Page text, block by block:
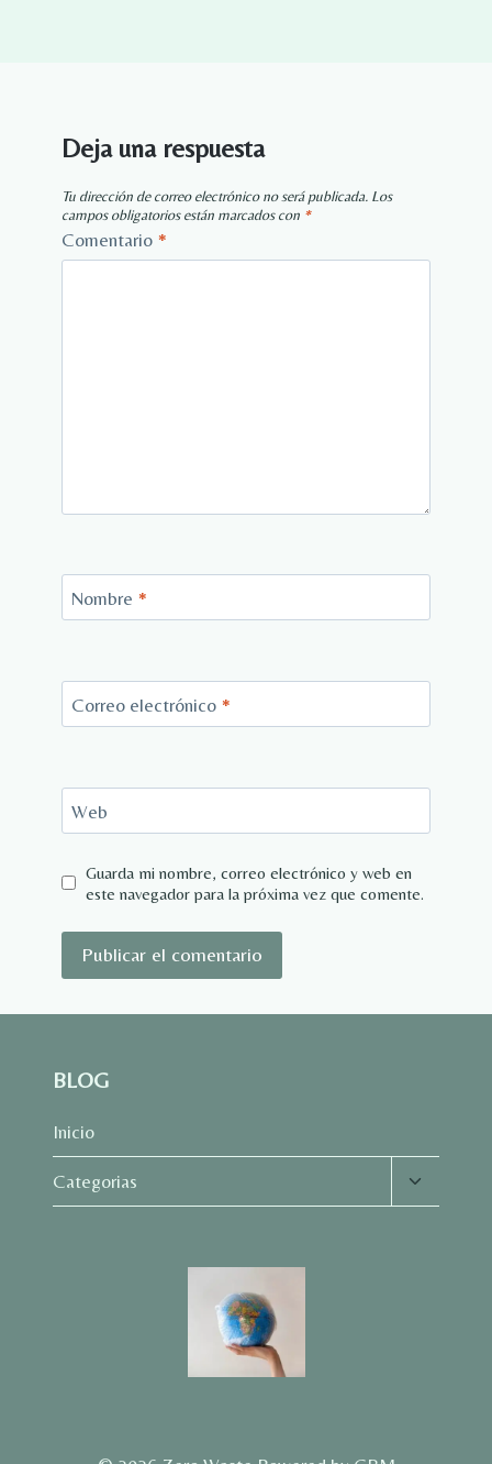
Deja una respuesta
Tu dirección de correo electrónico no será publicada. Los
campos obligatorios están marcados con *
Comentario *
Nombre *
Correo electrónico *
Web
Guarda mi nombre, correo electrónico y web en
este navegador para la próxima vez que comente.
BLOG
Inicio
Categorias
Alternar
menú